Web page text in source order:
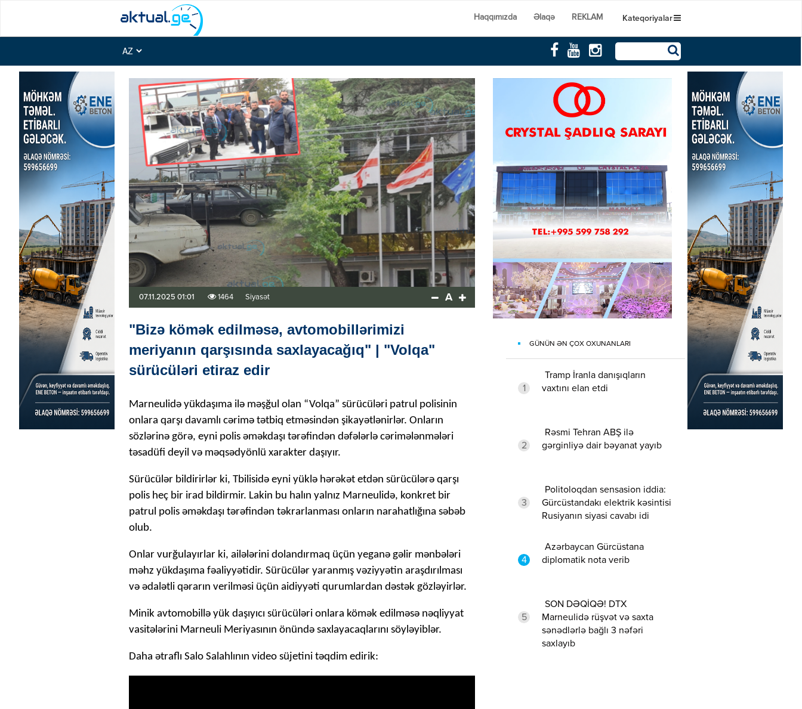
Haqqımızda Əlaqə REKLAM Kateqoriyalar
07.11.2025 01:01 1464 Siyasət A
"Bizə kömək edilməsə, avtomobillərimizi
meriyanın qarşısında saxlayacağıq" | "Volqa"
sürücüləri etiraz edir
Marneulidə yükdaşıma ilə məşğul olan “Volqa” sürücüləri patrul polisinin
onlara qarşı davamlı cərimə tətbiq etməsindən şikayətlənirlər. Onların
sözlərinə görə, eyni polis əməkdaşı tərəfindən dəfələrlə cərimələnmələri
təsadüfi deyil və məqsədyönlü xarakter daşıyır.
Sürücülər bildirirlər ki, Tbilisidə eyni yüklə hərəkət etdən sürücülərə qarşı
polis heç bir irad bildirmir. Lakin bu halın yalnız Marneulidə, konkret bir
patrul polis əməkdaşı tərəfindən təkrarlanması onların narahatlığına səbəb
olub.
Onlar vurğulayırlar ki, ailələrini dolandırmaq üçün yeganə gəlir mənbələri
məhz yükdaşıma fəaliyyətidir. Sürücülər yaranmış vəziyyətin araşdırılması
və ədalətli qərarın verilməsi üçün aidiyyəti qurumlardan dəstək gözləyirlər.
Minik avtomobillə yük daşıyıcı sürücüləri onlara kömək edilməsə nəqliyyat
vasitələrini Marneuli Meriyasının önündə saxlayacaqlarını söyləyiblər.
Daha ətraflı Salo Salahlının video süjetini təqdim edirik:
GÜNÜN ƏN ÇOX OXUNANLARI
1
Tramp İranla danışıqların
vaxtını elan etdi
2
Rəsmi Tehran ABŞ ilə
gərginliyə dair bəyanat yayıb
3
Politoloqdan sensasion iddia:
Gürcüstandakı elektrik kəsintisi
Rusiyanın siyasi cavabı idi
4
Azərbaycan Gürcüstana
diplomatik nota verib
5
SON DƏQİQƏ! DTX
Marneulidə rüşvət və saxta
sənədlərlə bağlı 3 nəfəri
saxlayıb